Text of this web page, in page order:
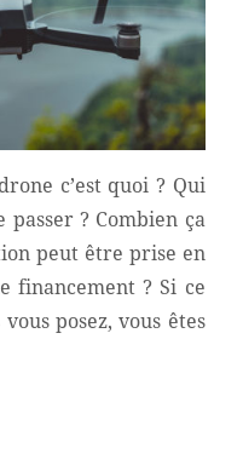
c’est quoi ? Qui
passer ? Combien ça
peut être prise en
financement ? Si ce
posez, vous êtes